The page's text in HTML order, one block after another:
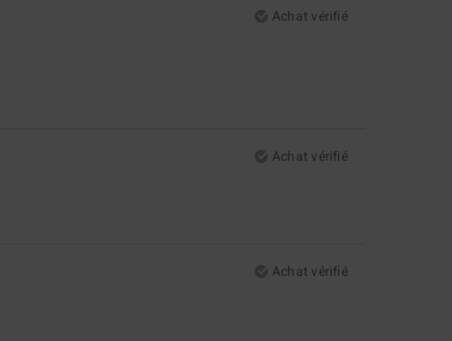
Achat vérifié
Achat vérifié
Achat vérifié